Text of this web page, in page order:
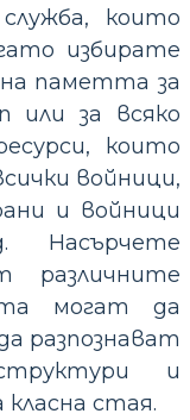
които
избирате
паметта за
или за всяко
които
войници,
и войници
Насърчете
различните
могат да
разпознават
и
стая.